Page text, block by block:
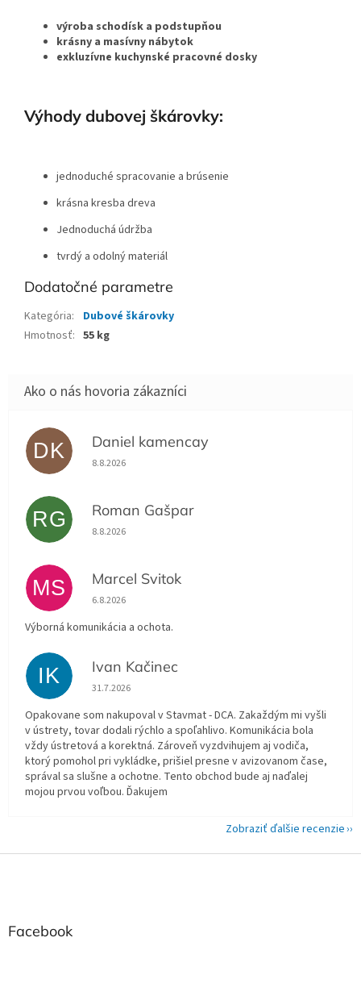
výroba schodísk a podstupňou
krásny a masívny nábytok
exkluzívne kuchynské pracovné dosky
Výhody dubovej škárovky:
jednoduché spracovanie a brúsenie
krásna kresba dreva
Jednoduchá údržba
tvrdý a odolný materiál
Dodatočné parametre
Kategória:
Dubové škárovky
Hmotnosť: 55 kg
DK Daniel kamencay
Hodnotenie obchodu je 5 z 5 hviezdičiek.
8.8.2026
RG Roman Gašpar
Hodnotenie obchodu je 5 z 5 hviezdičiek.
8.8.2026
MS Marcel Svitok
Hodnotenie obchodu je 5 z 5 hviezdičiek.
6.8.2026
Výborná komunikácia a ochota.
IK Ivan Kačinec
Hodnotenie obchodu je 5 z 5 hviezdičiek.
31.7.2026
Opakovane som nakupoval v Stavmat - DCA. Zakaždým mi vyšli
v ústrety, tovar dodali rýchlo a spoľahlivo. Komunikácia bola
vždy ústretová a korektná. Zároveň vyzdvihujem aj vodiča,
ktorý pomohol pri vykládke, prišiel presne v avizovanom čase,
správal sa slušne a ochotne. Tento obchod bude aj naďalej
mojou prvou voľbou. Ďakujem
Zobraziť ďalšie recenzie
Z
Facebook